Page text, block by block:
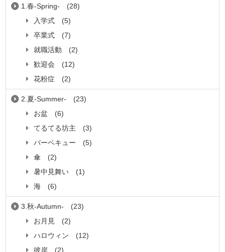
1.春-Spring-
(28)
入学式
(5)
卒業式
(7)
就職活動
(2)
歓迎会
(12)
花粉症
(2)
2.夏-Summer-
(23)
お盆
(6)
てるてる坊主
(3)
バーベキュー
(5)
傘
(2)
暑中見舞い
(1)
海
(6)
3.秋-Autumn-
(23)
お月見
(2)
ハロウィン
(12)
彼岸
(2)